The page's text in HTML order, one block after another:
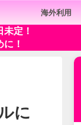
海外利用
定！
！
に